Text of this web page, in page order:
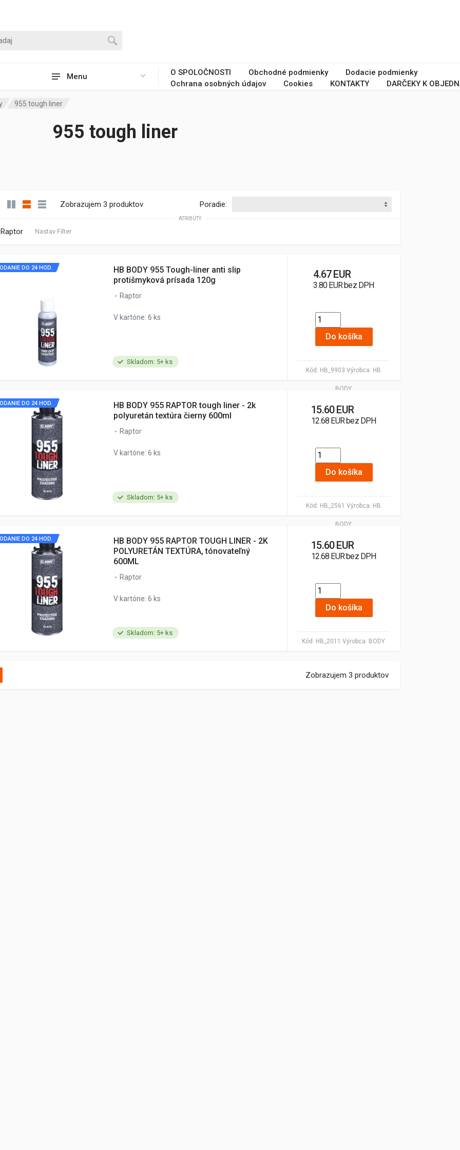
Menu O SPOLOČNOSTI Obchodné podmienky
Dodacie podmienky
Ochrana osobných údajov
Cookies KONTAKTY DARČEKY K
955 tough liner
955 tough liner
Zobrazujem 3 produktov Poradie:
ATRIBÚTY
Raptor Nastav Filter
Skladom: 5+ ks
Kód: HB_9903 Výrobca: HB
BODY
DO 24 HOD.
HB BODY 955 Tough-liner anti slip
protišmyková prísada 120g
Raptor
V kartóne: 6 ks
4.67 EUR
3.80 EUR bez DPH
Do košíka
Skladom: 5+ ks
Kód: HB_2561 Výrobca: HB
BODY
DO 24 HOD.
HB BODY 955 RAPTOR tough liner - 2k
polyuretán textúra čierny 600ml
Raptor
V kartóne: 6 ks
15.60 EUR
12.68 EUR bez DPH
Do košíka
Skladom: 5+ ks
Kód: HB_2011 Výrobca: BODY
DO 24 HOD.
HB BODY 955 RAPTOR TOUGH LINER - 2K
POLYURETÁN TEXTÚRA, tónovateľný
600ML
Raptor
V kartóne: 6 ks
15.60 EUR
12.68 EUR bez DPH
Do košíka
Zobrazujem 3 produktov